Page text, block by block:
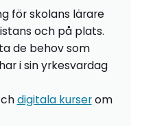
för skolans lärare
och på plats.
de behov som
i sin yrkesvardag
digitala kurserom